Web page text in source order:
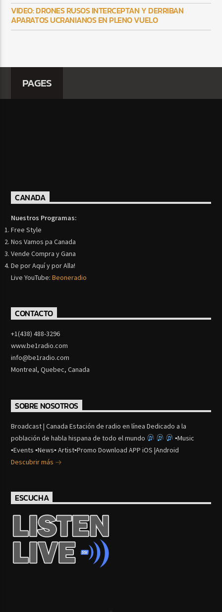
VIDEO: DRONES RUSOS INTERCEPTAN Y DERRIBAN
APARATOS UCRANIANOS EN PLENO VUELO
PAGES
CANADA
Nuestros Programas:
Free Style
Nos Vamos pa Canada
Vende Compra y Gana
De por Aquí y por Alla!
Live YouTube:Beoneradio
CONTACTO
+1(438) 488-3296
www.be1radio.com
info@be1radio.com
Montreal, Quebec, Canada
SOBRE NOSOTROS
Broadcast | Canada Estación de radio en línea Dedicado a la
población de habla hispana de todo el mundo
▪Music
▪Events ▪News▪ Artist▪Promo Download APP iOS |Android
Descubrir más
ESCUCHA